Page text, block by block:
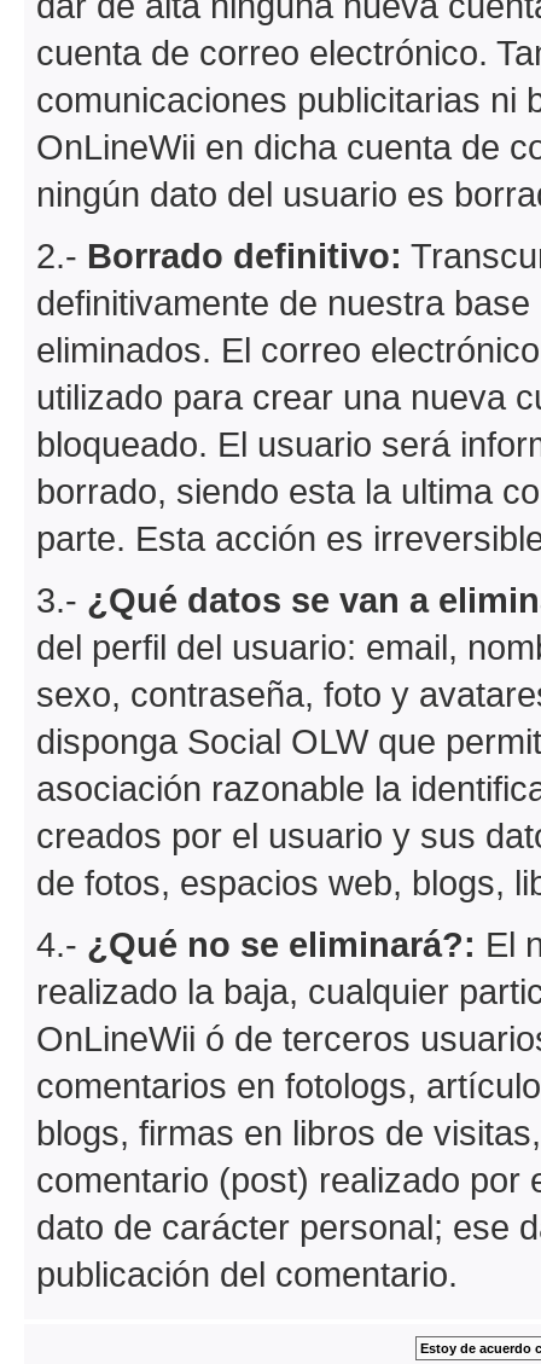
cuenta de correo electrónico.
comunicaciones publicitarias ni
OnLineWii en dicha cuenta de
ningún dato del usuario es
2.- Borrado definitivo:
definitivamente de nuestra
eliminados. El correo
utilizado para crear una nueva
bloqueado. El usuario será
borrado, siendo esta la ultima
parte. Esta acción es
3.- ¿Qué datos se van a
del perfil del usuario: email,
sexo, contraseña, foto y
disponga Social OLW que
asociación razonable la
creados por el usuario y sus
de fotos, espacios web, blogs,
4.- ¿Qué no se eliminará?: El
realizado la baja, cualquier
OnLineWii ó de terceros
comentarios en fotologs,
blogs, firmas en libros de
comentario (post) realizado por
dato de carácter personal; ese
publicación del comentario.